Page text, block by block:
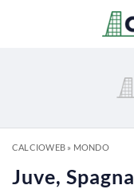
CALCIOWEB» MONDO
Juve,